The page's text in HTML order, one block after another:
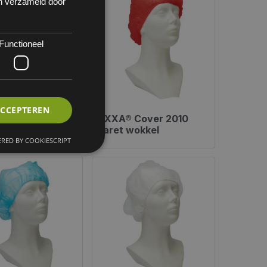
OXXA® Cover 2010
baret wokkel
Functioneel
BY COOKIESCRIPT